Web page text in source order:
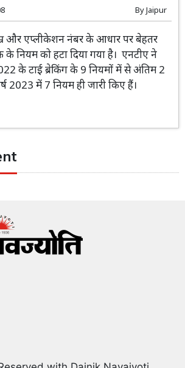
ByJaipur
और एप्लीकेशन नंबर के आधार पर बेहतर
के नियम को हटा दिया गया है। एनटीए ने
के टाई ब्रेकिंग के 9 नियमों में से अंतिम 2
2023 में 7 नियम ही जारी किए हैं।